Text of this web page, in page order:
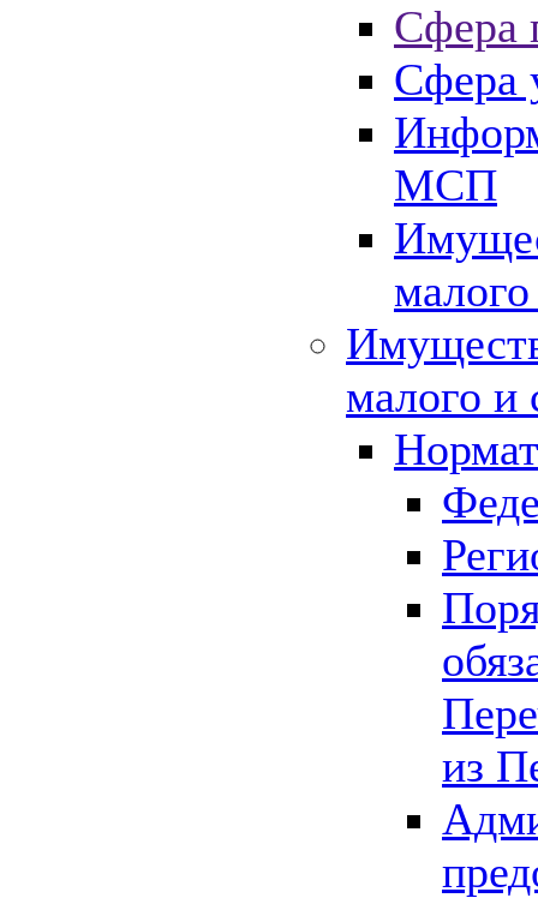
Сфера
Сфера
МСП
малого и
из